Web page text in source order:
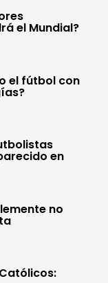
el Mundial?
el fútbol con
en
no